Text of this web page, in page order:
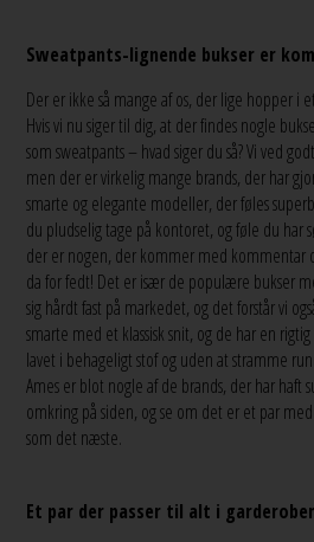
Sweatpants-lignende bukser er
Der er ikke så mange af os, der lige hopper i
Hvis vi nu siger til dig, at der findes nogle
som sweatpants – hvad siger du så? Vi ved
men der er virkelig mange brands, der har
smarte og elegante modeller, der føles
du pludselig tage på kontoret, og føle du har
der er nogen, der kommer med kommentar
da for fedt! Det er især de populære bukser
sig hårdt fast på markedet, og det forstår vi
smarte med et klassisk snit, og de har en
lavet i behageligt stof og uden at stramme
Ames er blot nogle af de brands, der har haft
omkring på siden, og se om det er et par
som det næste.
Et par der passer til alt i